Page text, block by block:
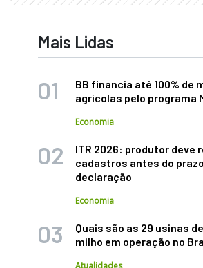
Mais Lidas
BB financia até 100% de
agrícolas pelo programa
Economia
ITR 2026: produtor deve
cadastros antes do
declaração
Economia
Quais são as 29 usinas
milho em operação no
Atualidades